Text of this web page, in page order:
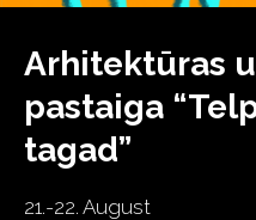
Arhitektūras
pastaiga
tagad”
21.-22. August